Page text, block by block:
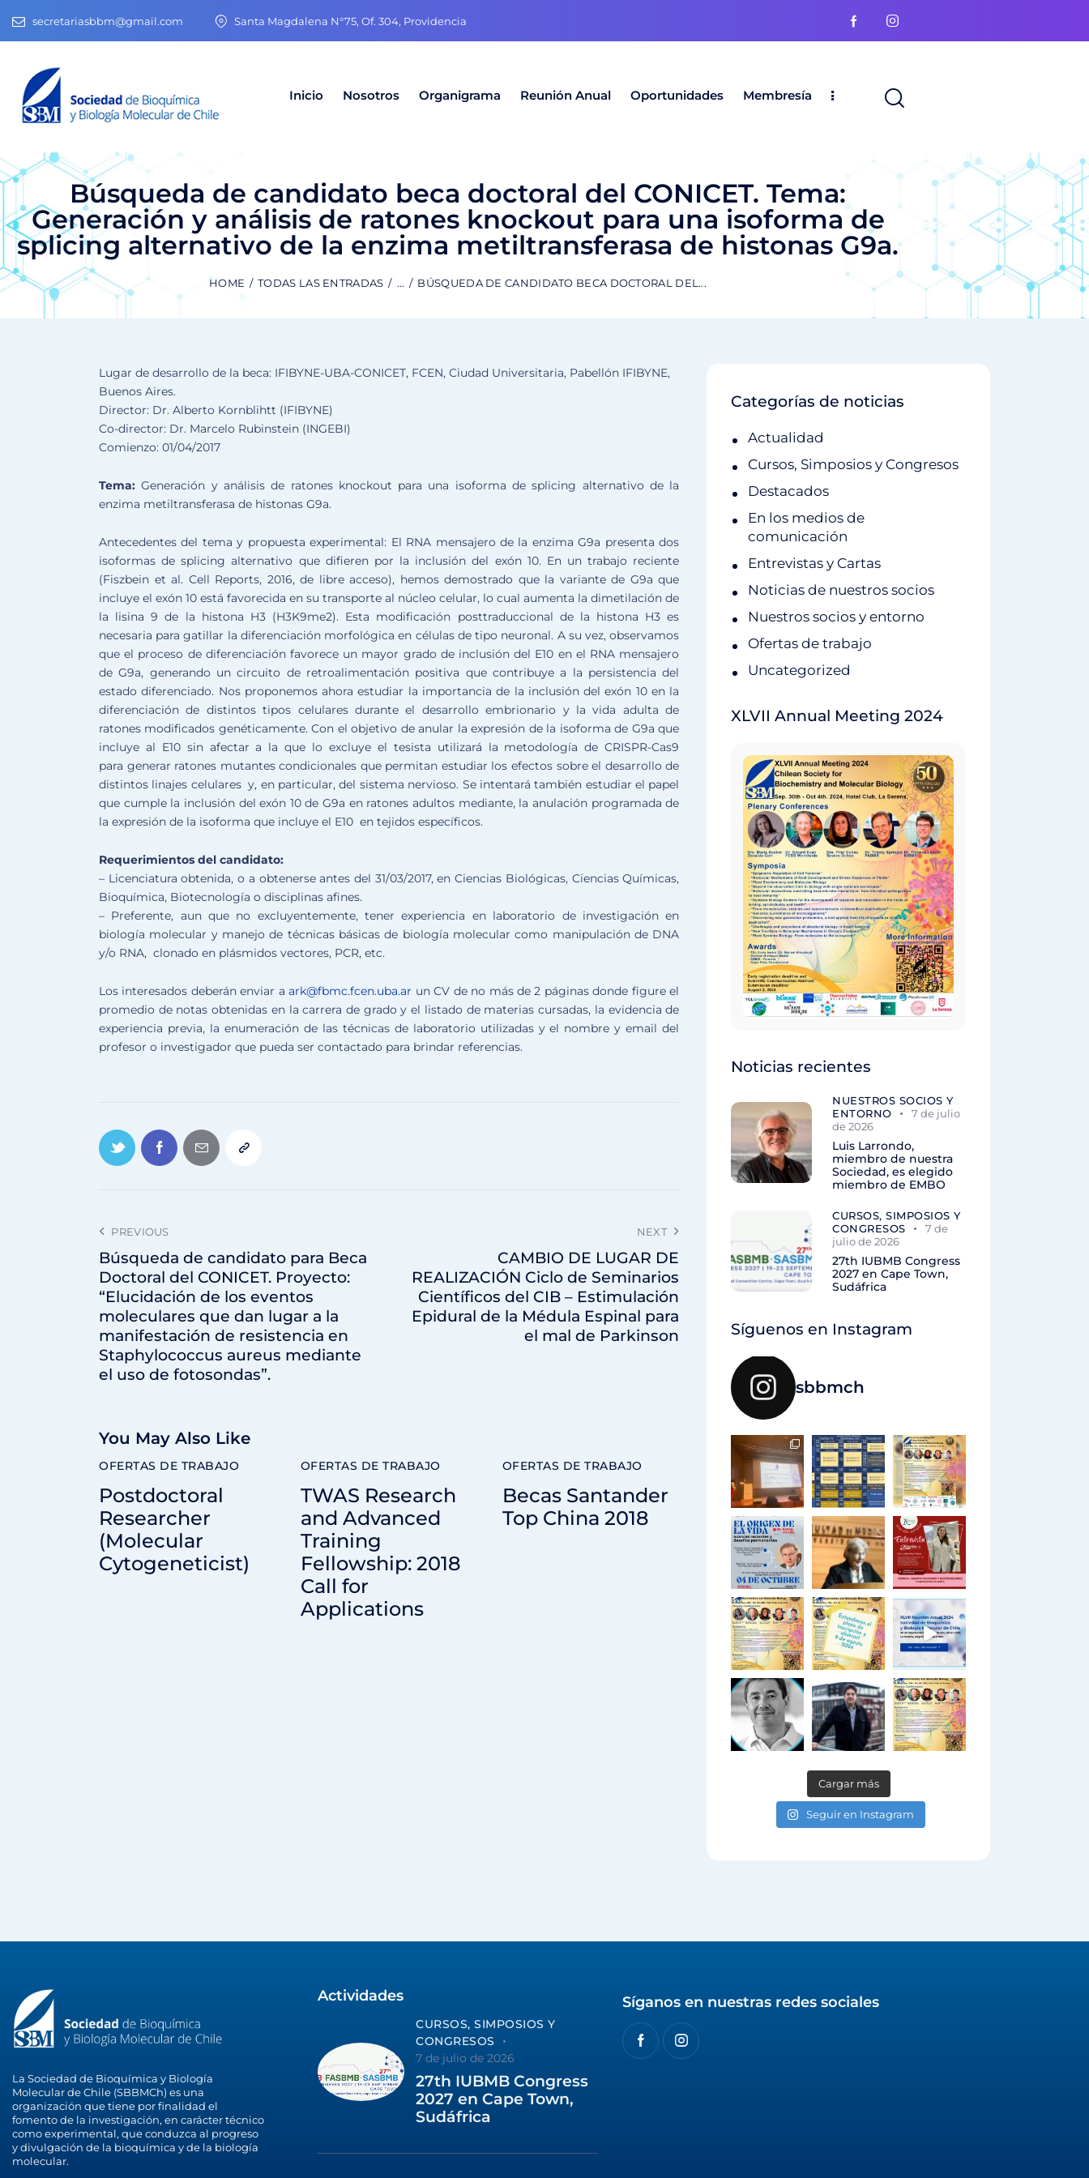
secretariasbbm@gmail.com Santa Magdalena N°75, Of. 304, Providencia
Inicio Nosotros Organigrama Reunión Anual Oportunidades Membresía
Búsqueda de candidato beca doctoral del CONICET. Tema:
Generación y análisis de ratones knockout para una isoforma de
splicing alternativo de la enzima metiltransferasa de histonas G9a.
HOME TODAS LAS ENTRADAS ... BÚSQUEDA DE CANDIDATO BECA DOCTORAL DEL...
Lugar de desarrollo de la beca: IFIBYNE-UBA-CONICET, FCEN, Ciudad Universitaria, Pabellón IFIBYNE,
Buenos Aires.
Director: Dr. Alberto Kornblihtt (IFIBYNE)
Co-director: Dr. Marcelo Rubinstein (INGEBI)
Comienzo: 01/04/2017
Tema: Generación y análisis de ratones knockout para una isoforma de splicing alternativo de la
enzima metiltransferasa de histonas G9a.
Antecedentes del tema y propuesta experimental: El RNA mensajero de la enzima G9a presenta dos
isoformas de splicing alternativo que difieren por la inclusión del exón 10. En un trabajo reciente
(Fiszbein et al. Cell Reports, 2016, de libre acceso), hemos demostrado que la variante de G9a que
incluye el exón 10 está favorecida en su transporte al núcleo celular, lo cual aumenta la dimetilación de
la lisina 9 de la histona H3 (H3K9me2). Esta modificación posttraduccional de la histona H3 es
necesaria para gatillar la diferenciación morfológica en células de tipo neuronal. A su vez, observamos
que el proceso de diferenciación favorece un mayor grado de inclusión del E10 en el RNA mensajero
de G9a, generando un circuito de retroalimentación positiva que contribuye a la persistencia del
estado diferenciado. Nos proponemos ahora estudiar la importancia de la inclusión del exón 10 en la
diferenciación de distintos tipos celulares durante el desarrollo embrionario y la vida adulta de
ratones modificados genéticamente. Con el objetivo de anular la expresión de la isoforma de G9a que
incluye al E10 sin afectar a la que lo excluye el tesista utilizará la metodología de CRISPR-Cas9
para generar ratones mutantes condicionales que permitan estudiar los efectos sobre el desarrollo de
distintos linajes celulares y, en particular, del sistema nervioso. Se intentará también estudiar el papel
que cumple la inclusión del exón 10 de G9a en ratones adultos mediante, la anulación programada de
la expresión de la isoforma que incluye el E10 en tejidos específicos.
Requerimientos del candidato:
– Licenciatura obtenida, o a obtenerse antes del 31/03/2017, en Ciencias Biológicas, Ciencias Químicas,
Bioquímica, Biotecnología o disciplinas afines.
– Preferente, aun que no excluyentemente, tener experiencia en laboratorio de investigación en
biología molecular y manejo de técnicas básicas de biología molecular como manipulación de DNA
y/o RNA, clonado en plásmidos vectores, PCR, etc.
Los interesados deberán enviar aark@fbmc.fcen.uba.ar un CV de no más de 2 páginas donde figure el
promedio de notas obtenidas en la carrera de grado y el listado de materias cursadas, la evidencia de
experiencia previa, la enumeración de las técnicas de laboratorio utilizadas y el nombre y email del
profesor o investigador que pueda ser contactado para brindar referencias.
PREVIOUS
Búsqueda de candidato para Beca
Doctoral del CONICET. Proyecto:
“Elucidación de los eventos
moleculares que dan lugar a la
manifestación de resistencia en
Staphylococcus aureus mediante
el uso de fotosondas”.
NEXT
CAMBIO DE LUGAR DE
REALIZACIÓN Ciclo de Seminarios
Científicos del CIB – Estimulación
Epidural de la Médula Espinal para
el mal de Parkinson
You May Also Like
OFERTAS DE TRABAJO
Postdoctoral
Researcher
(Molecular
Cytogeneticist)
OFERTAS DE TRABAJO
TWAS Research
and Advanced
Training
Fellowship: 2018
Call for
Applications
OFERTAS DE TRABAJO
Becas Santander
Top China 2018
Categorías de noticias
Actualidad
Cursos, Simposios y Congresos
Destacados
En los medios de
comunicación
Entrevistas y Cartas
Noticias de nuestros socios
Nuestros socios y entorno
Ofertas de trabajo
Uncategorized
XLVII Annual Meeting 2024
Noticias recientes
NUESTROS SOCIOS Y
ENTORNO
7 de julio
de 2026
Luis Larrondo,
miembro de nuestra
Sociedad, es elegido
miembro de EMBO
CURSOS, SIMPOSIOS Y
CONGRESOS
7 de
julio de 2026
27th IUBMB Congress
2027 en Cape Town,
Sudáfrica
Síguenos en Instagram
sbbmch
Cargar más
Seguir en Instagram
La Sociedad de Bioquímica y Biología
Molecular de Chile (SBBMCh) es una
organización que tiene por finalidad el
fomento de la investigación, en carácter técnico
como experimental, que conduzca al progreso
y divulgación de la bioquímica y de la biología
molecular.
Actividades
CURSOS, SIMPOSIOS Y
CONGRESOS
7 de julio de 2026
27th IUBMB Congress
2027 en Cape Town,
Sudáfrica
Síganos en nuestras redes sociales